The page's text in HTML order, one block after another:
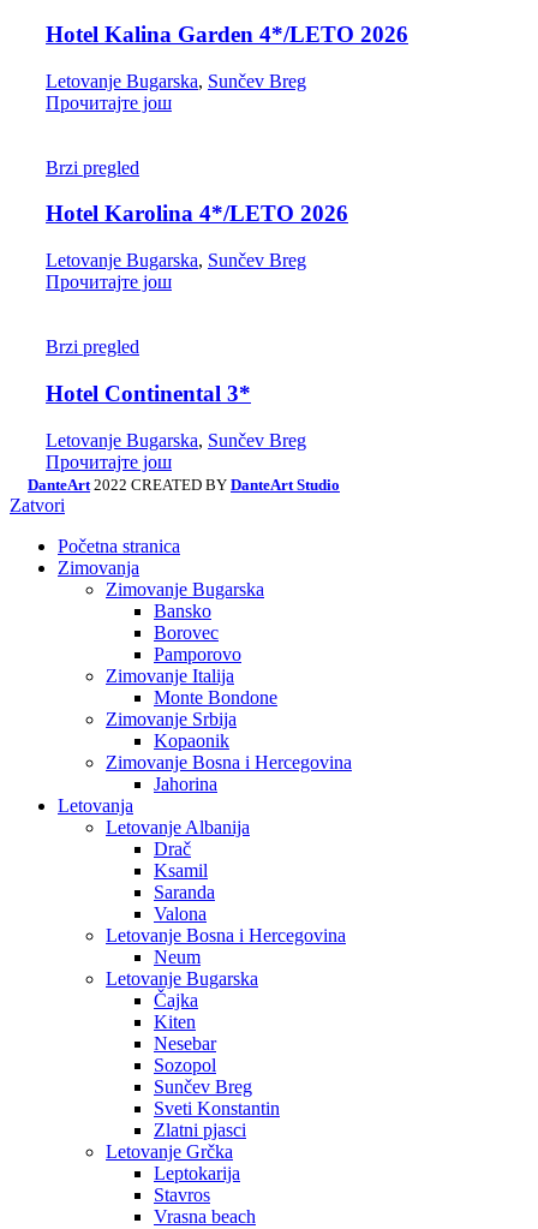
Hotel Kalina Garden 4*/LETO 2026
Letovanje Bugarska, Sunčev Breg
Прочитајте још
Brzi pregled
Hotel Karolina 4*/LETO 2026
Letovanje Bugarska, Sunčev Breg
Прочитајте још
Brzi pregled
Hotel Continental 3*
Letovanje Bugarska, Sunčev Breg
Прочитајте још
DanteArt 2022 CREATED BY DanteArt Studio
Zatvori
Početna stranica
Zimovanja
Zimovanje Bugarska
Bansko
Borovec
Pamporovo
Zimovanje Italija
Monte Bondone
Zimovanje Srbija
Kopaonik
Zimovanje Bosna i Hercegovina
Jahorina
Letovanja
Letovanje Albanija
Drač
Ksamil
Saranda
Valona
Letovanje Bosna i Hercegovina
Neum
Letovanje Bugarska
Čajka
Kiten
Nesebar
Sozopol
Sunčev Breg
Sveti Konstantin
Zlatni pjasci
Letovanje Grčka
Leptokarija
Stavros
Vrasna beach